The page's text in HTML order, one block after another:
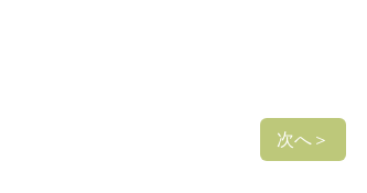
次へ ＞